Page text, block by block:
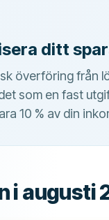
ditt
överföring från
som en fast
10 % av din
i augusti